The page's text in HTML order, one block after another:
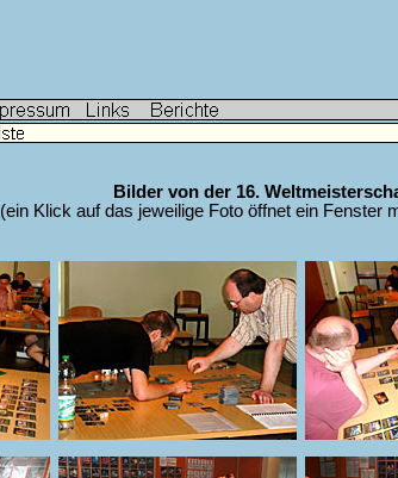
Bilder von der 16.
(ein Klick auf das jeweilige Foto öffnet ein Fenster